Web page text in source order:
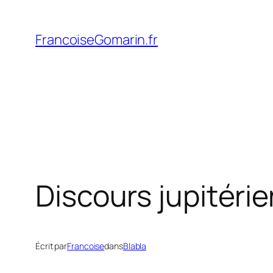
contenu
FrancoiseGomarin.fr
Discours
Écrit parFrancoisedansBlabla